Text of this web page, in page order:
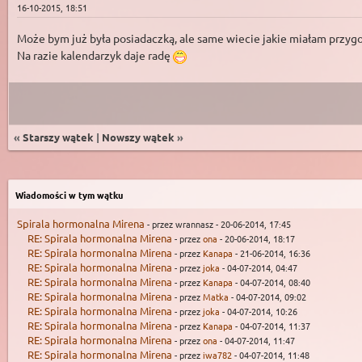
16-10-2015, 18:51
Może bym już była posiadaczką, ale same wiecie jakie miałam
Na razie kalendarzyk daje radę
« Starszy wątek | Nowszy wątek »
Wiadomości w tym wątku
Spirala hormonalna Mirena - przez wrannasz - 20-06-2014, 17:45
RE: Spirala hormonalna Mirena - przezona - 20-06-2014, 18:17
RE: Spirala hormonalna Mirena - przez Kanapa - 21-06-2014, 16:36
RE: Spirala hormonalna Mirena - przezjoka - 04-07-2014, 04:47
RE: Spirala hormonalna Mirena - przez Kanapa - 04-07-2014, 08:40
RE: Spirala hormonalna Mirena - przezMatka - 04-07-2014, 09:02
RE: Spirala hormonalna Mirena - przezjoka - 04-07-2014, 10:26
RE: Spirala hormonalna Mirena - przez Kanapa - 04-07-2014, 11:37
RE: Spirala hormonalna Mirena - przezona - 04-07-2014, 11:47
RE: Spirala hormonalna Mirena - przeziwa782 - 04-07-2014, 11:48